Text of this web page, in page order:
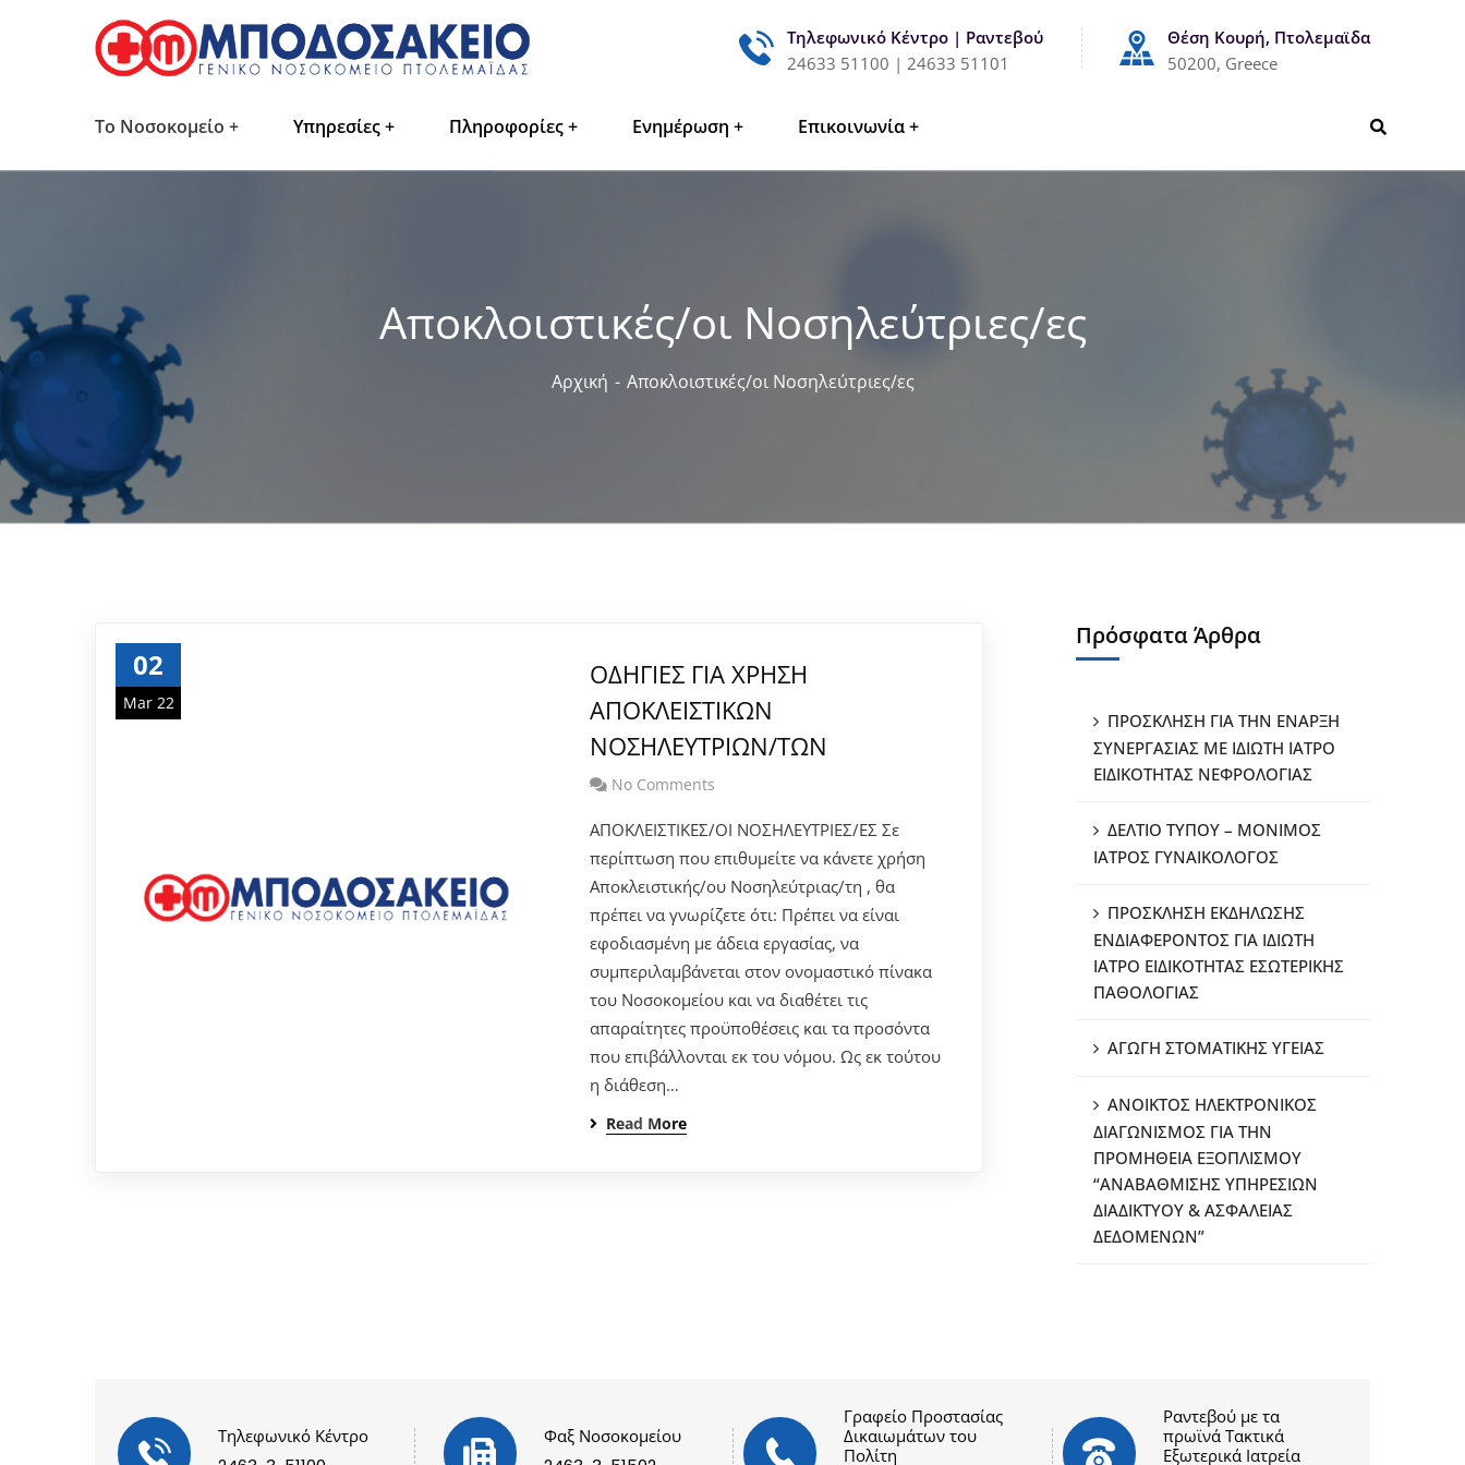
Τηλεφωνικό Κέντρο | Ραντεβού
24633 51100 | 24633 51101
Θέση Κουρή, Πτολεμαϊδα
50200, Greece
Το Νοσοκομείο Υπηρεσίες Πληροφορίες Ενημέρωση Επικοινωνία
Αποκλοιστικές/οι Νοσηλεύτριες/ες
Αρχική Αποκλοιστικές/οι Νοσηλεύτριες/ες
02
Mar 22
ΟΔΗΓΙΕΣ ΓΙΑ ΧΡΗΣΗ
ΑΠΟΚΛΕΙΣΤΙΚΩΝ
ΝΟΣΗΛΕΥΤΡΙΩΝ/ΤΩΝ
No Comments
ΑΠΟΚΛΕΙΣΤΙΚΕΣ/ΟΙ ΝΟΣΗΛΕΥΤΡΙΕΣ/ΕΣ Σε
περίπτωση που επιθυμείτε να κάνετε χρήση
Αποκλειστικής/ου Νοσηλεύτριας/τη , θα
πρέπει να γνωρίζετε ότι: Πρέπει να είναι
εφοδιασμένη με άδεια εργασίας, να
συμπεριλαμβάνεται στον ονομαστικό πίνακα
του Νοσοκομείου και να διαθέτει τις
απαραίτητες προϋποθέσεις και τα προσόντα
που επιβάλλονται εκ του νόμου. Ως εκ τούτου
η διάθεση…
Read More
Πρόσφατα Άρθρα
ΠΡΟΣΚΛΗΣΗ ΓΙΑ ΤΗΝ ΕΝΑΡΞΗ
ΣΥΝΕΡΓΑΣΙΑΣ ΜΕ ΙΔΙΩΤΗ ΙΑΤΡΟ
ΕΙΔΙΚΟΤΗΤΑΣ ΝΕΦΡΟΛΟΓΙΑΣ
ΔΕΛΤΙΟ ΤΥΠΟΥ – ΜΟΝΙΜΟΣ
ΙΑΤΡΟΣ ΓΥΝΑΙΚΟΛΟΓΟΣ
ΠΡΟΣΚΛΗΣΗ ΕΚΔΗΛΩΣΗΣ
ΕΝΔΙΑΦΕΡΟΝΤΟΣ ΓΙΑ ΙΔΙΩΤΗ
ΙΑΤΡΟ ΕΙΔΙΚΟΤΗΤΑΣ ΕΣΩΤΕΡΙΚΗΣ
ΠΑΘΟΛΟΓΙΑΣ
ΑΓΩΓΗ ΣΤΟΜΑΤΙΚΗΣ ΥΓΕΙΑΣ
ΑΝΟΙΚΤΟΣ ΗΛΕΚΤΡΟΝΙΚΟΣ
ΔΙΑΓΩΝΙΣΜΟΣ ΓΙΑ ΤΗΝ
ΠΡΟΜΗΘΕΙΑ ΕΞΟΠΛΙΣΜΟΥ
“ΑΝΑΒΑΘΜΙΣΗΣ ΥΠΗΡΕΣΙΩΝ
ΔΙΑΔΙΚΤΥΟΥ & ΑΣΦΑΛΕΙΑΣ
ΔΕΔΟΜΕΝΩΝ”
Τηλεφωνικό Κέντρο Φαξ Νοσοκομείου
Γραφείο Προστασίας
Δικαιωμάτων του
Πολίτη
Ραντεβού με τα
πρωϊνά Τακτικά
Εξωτερικά Ιατρεία